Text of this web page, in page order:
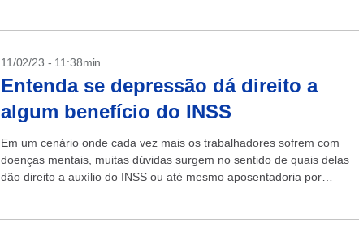
11/02/23 - 11:38min
Entenda se depressão dá direito a
algum benefício do INSS
Em um cenário onde cada vez mais os trabalhadores sofrem com
doenças mentais, muitas dúvidas surgem no sentido de quais delas
dão direito a auxílio do INSS ou até mesmo aposentadoria por